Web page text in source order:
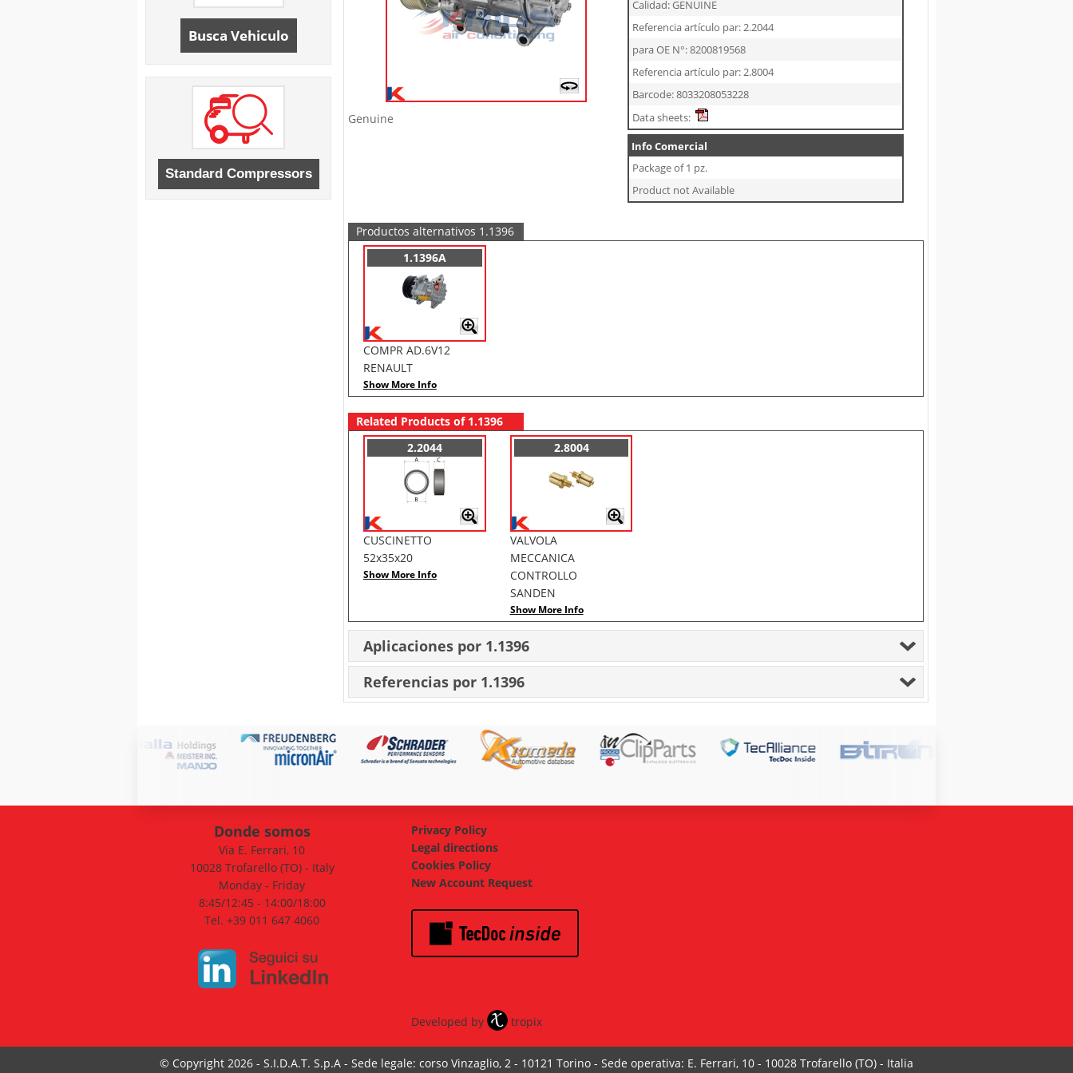
Busca Vehiculo
Genuine
Calidad: GENUINE
Referencia artículo par: 2.2044
para OE N°: 8200819568
Referencia artículo par: 2.8004
Barcode: 8033208053228
Data sheets:
Info Comercial
Package of 1 pz.
Product not Available
Productos alternativos 1.1396
1.1396A
COMPR AD.6V12
RENAULT
Show More Info
Related Products of 1.1396
2.2044
CUSCINETTO
52x35x20
Show More Info
2.8004
VALVOLA
MECCANICA
CONTROLLO
SANDEN
Show More Info
Aplicaciones por 1.1396
Referencias por 1.1396
Donde somos
Via E. Ferrari, 10
10028 Trofarello (TO) - Italy
Monday - Friday
8:45/12:45 - 14:00/18:00
Tel. +39 011 647 4060
Privacy Policy
Legal directions
Cookies Policy
New Account Request
Developed by tropix
© Copyright 2026 - S.I.D.A.T. S.p.A - Sede legale: corso Vinzaglio, 2 - 10121 Torino - Sede operativa: E. Ferrari, 10 - 10028 Trofarello (TO) - Italia